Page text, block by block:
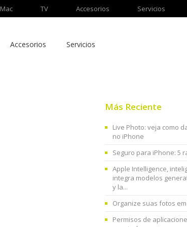
Mac TV Accesorios Servicios
Accesorios Servicios
Más Reciente
Live Photo: veja como
no iPhone
Seguro para iPhone: 5
Apple Intelligence,
integra modelos
y la...
Organize suas fotos
Permisos de